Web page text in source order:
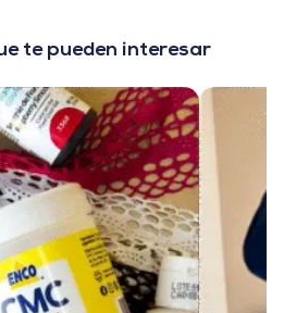
te pueden interesar